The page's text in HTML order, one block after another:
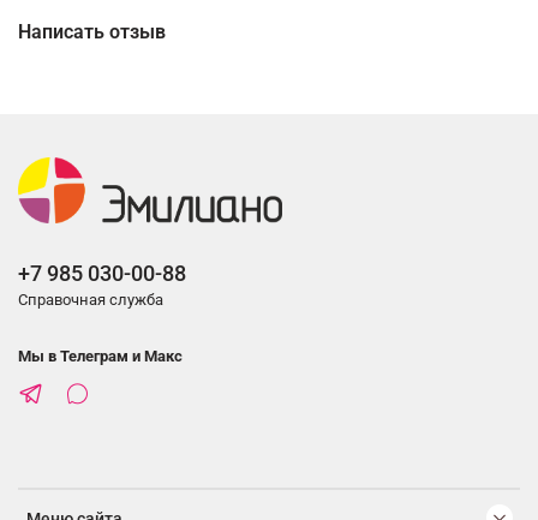
Написать отзыв
+7 985 030-00-88
Справочная служба
Мы в Телеграм и Макс